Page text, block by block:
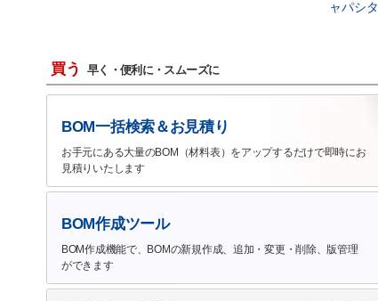
ャパシタ
買う 早く・便利に・スムーズに
BOM一括検索＆お見積り
お手元にある大量のBOM（材料表）をアップするだけで即時にお
見積りいたします
BOM作成ツール
BOM作成機能で、BOMの新規作成、追加・変更・削除、版管理
ができます